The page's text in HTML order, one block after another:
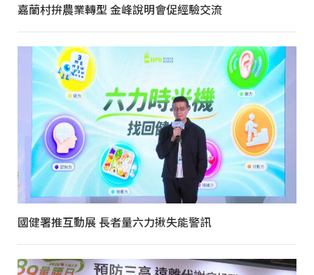
嘉蘭村拚農業轉型 金峰說明會促經驗交流
國健署推互動展 長者量六力揪失能警訊